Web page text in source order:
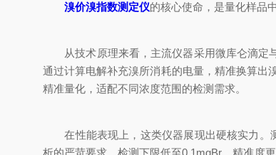
溴价溴指数测定仪的核心使命，是量化样品
从技术原理来看，主流仪器采用微库仑滴定与
通过计算电解补充溴所消耗的电量，精准换算出
精准量化，适配不同浓度范围的检测需求。
在性能表现上，这类仪器展现出硬核实力。测
析的严苛要求，检测下限低至0.1mgBr，精准度